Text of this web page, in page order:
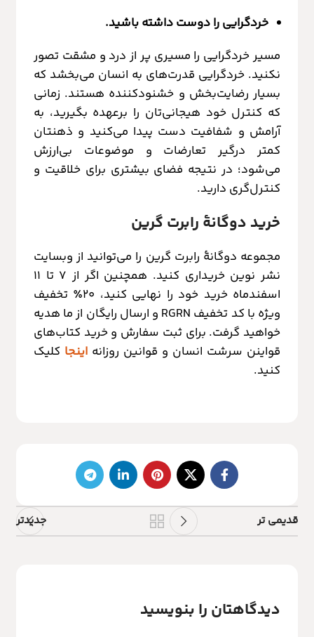
خردگرایی را دوست داشته باشید.
مسیر خردگرایی را مسیری پر از درد و مشقت تصور
نکنید. خردگرایی قدرت‌های به انسان می‌بخشد که
بسیار رضایت‌بخش و خشنودکننده هستند. زمانی
که کنترل خود هیجانی‌تان را برعهده بگیرید، به
آرامش و شفافیت دست پیدا می‌کنید و ذهنتان
کمتر درگیر تعارضات و موضوعات بی‌ارزش
می‌شود؛ در نتیجه فضای بیشتری برای خلاقیت و
کنترل‌گری دارید.
خرید دوگانهٔ رابرت گرین
مجموعه دوگانهٔ رابرت گرین را می‌توانید از وبسایت
نشر نوین خریداری کنید. همچنین اگر از ۷ تا ۱۱
اسفندماه خرید خود را نهایی کنید، ۲۰٪ تخفیف
ویژه با کد تخفیف RGRN و ارسال رایگان از ما هدیه
خواهید گرفت. برای ثبت سفارش و خرید کتاب‌های
قواینن سرشت انسان و قوانین روزانه اینجا کلیک
کنید.
جدیدتر قدیمی تر
دیدگاهتان را بنویسید